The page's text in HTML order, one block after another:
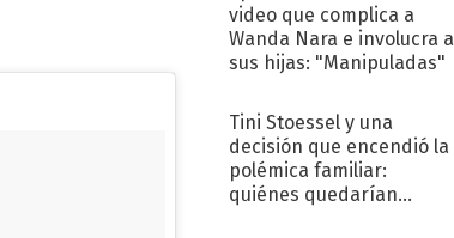
video que complica a
Wanda Nara e involucra a
sus hijas: "Manipuladas"
Tini Stoessel y una
decisión que encendió la
polémica familiar:
quiénes quedarían